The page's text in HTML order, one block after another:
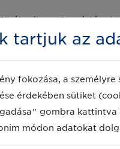
át adta a sörgyártás.
vállalkozások
mozgott.
tartjuk az
fokozása, a
érdekében sütiket
gombra kattintva
módon adatokat